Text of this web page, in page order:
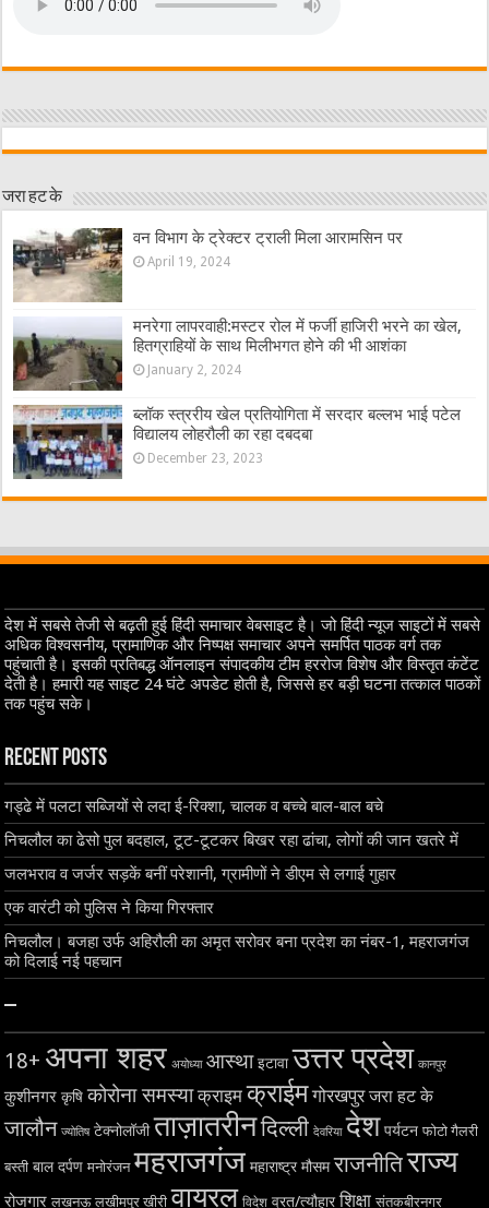
जरा हट के
वन विभाग के ट्रेक्टर ट्राली मिला आरामसिन पर
April 19, 2024
मनरेगा लापरवाही:मस्टर रोल में फर्जी हाजिरी भरने का खेल,
हितग्राहियों के साथ मिलीभगत होने की भी आशंका
January 2, 2024
ब्लॉक स्त्ररीय खेल प्रतियोगिता में सरदार बल्लभ भाई पटेल
विद्यालय लोहरौली का रहा दबदबा
December 23, 2023
देश में सबसे तेजी से बढ़ती हुई हिंदी समाचार वेबसाइट है। जो हिंदी न्यूज साइटों में सबसे
अधिक विश्वसनीय, प्रामाणिक और निष्पक्ष समाचार अपने समर्पित पाठक वर्ग तक
पहुंचाती है। इसकी प्रतिबद्ध ऑनलाइन संपादकीय टीम हररोज विशेष और विस्तृत कंटेंट
देती है। हमारी यह साइट 24 घंटे अपडेट होती है, जिससे हर बड़ी घटना तत्काल पाठकों
तक पहुंच सके।
Recent Posts
गड्ढे में पलटा सब्जियों से लदा ई-रिक्शा, चालक व बच्चे बाल-बाल बचे
निचलौल का ढेसो पुल बदहाल, टूट-टूटकर बिखर रहा ढांचा, लोगों की जान खतरे में
जलभराव व जर्जर सड़कें बनीं परेशानी, ग्रामीणों ने डीएम से लगाई गुहार
एक वारंटी को पुलिस ने किया गिरफ्तार
निचलौल। बजहा उर्फ अहिरौली का अमृत सरोवर बना प्रदेश का नंबर-1, महराजगंज
को दिलाई नई पहचान
–
18+ अपना शहर अयोध्या आस्था इटावा उत्तर प्रदेश कानपुर
कुशीनगर कृषि कोरोना समस्या क्राइम क्राईम गोरखपुर जरा हट के
जालौन ज्योतिष टेक्नोलॉजी ताज़ातरीनदिल्ली देवरिया देश पर्यटन फोटो गैलरी
बस्ती बाल दर्पण मनोरंजन महराजगंज महाराष्ट्र मौसम राजनीतिराज्य
रोजगार लखनऊ लखीमपुर खीरी वायरल विदेश व्रत/त्यौहार शिक्षा संतकबीरनगर